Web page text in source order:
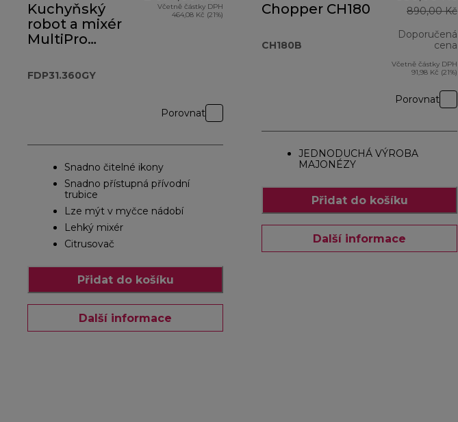
Kuchyňský
robot a mixér
MultiPro
FDP31.360GY
FDP31.360GY
Včetně částky DPH
464,08 Kč (21%)
Porovnat
Snadno čitelné ikony
Snadno přístupná přívodní
trubice
Lze mýt v myčce nádobí
Lehký mixér
Citrusovač
Přidat do košíku
Další informace
Chopper CH180
CH180B
890,00 Kč
Doporučená
cena
Včetně částky DPH
91,98 Kč (21%)
Porovnat
JEDNODUCHÁ VÝROBA
MAJONÉZY
Přidat do košíku
Další informace